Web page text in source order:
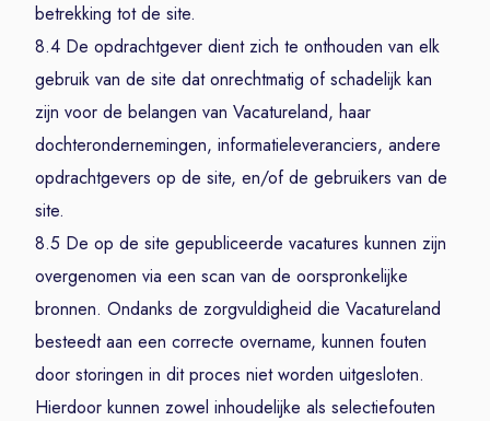
betrekking tot de site.
8.4 De opdrachtgever dient zich te onthouden van elk
gebruik van de site dat onrechtmatig of schadelijk kan
zijn voor de belangen van Vacatureland, haar
dochterondernemingen, informatieleveranciers, andere
opdrachtgevers op de site, en/of de gebruikers van de
site.
8.5 De op de site gepubliceerde vacatures kunnen zijn
overgenomen via een scan van de oorspronkelijke
bronnen. Ondanks de zorgvuldigheid die Vacatureland
besteedt aan een correcte overname, kunnen fouten
door storingen in dit proces niet worden uitgesloten.
Hierdoor kunnen zowel inhoudelijke als selectiefouten